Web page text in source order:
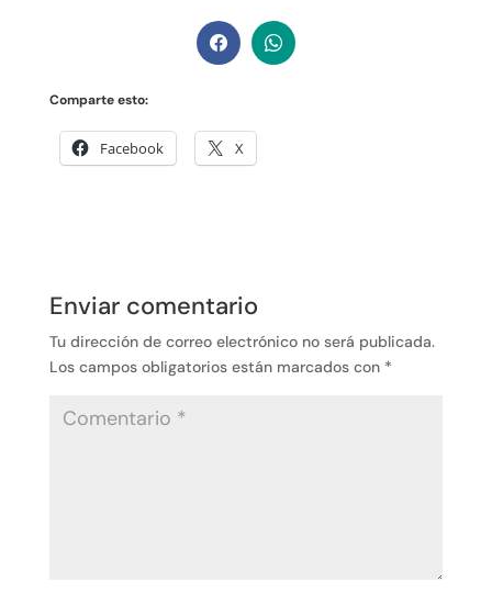
Comparte esto:
Facebook X
Enviar comentario
Tu dirección de correo electrónico no será publicada.
Los campos obligatorios están marcados con *